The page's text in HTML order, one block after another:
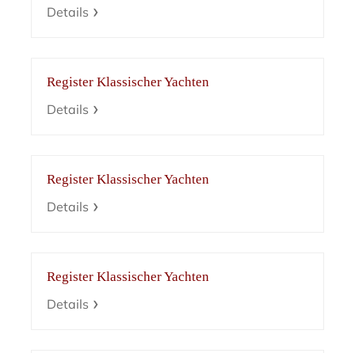
Details
Register Klassischer Yachten
Details
Register Klassischer Yachten
Details
Register Klassischer Yachten
Details